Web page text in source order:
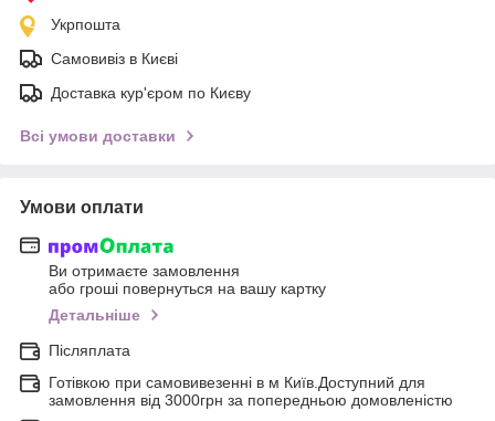
Укрпошта
Самовивіз в Києві
Доставка кур'єром по Києву
Всі умови доставки
Умови оплати
Ви отримаєте замовлення
або гроші повернуться на вашу картку
Детальніше
Післяплата
Готівкою при самовивезенні в м Київ.Доступний для
замовлення від 3000грн за попередньою домовленістю